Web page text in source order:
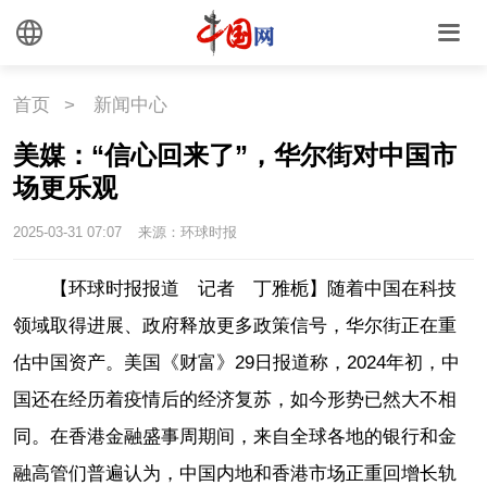
首页 > 新闻中心
美媒：“信心回来了”，华尔街对中国市
场更乐观
2025-03-31 07:07 来源：环球时报
【环球时报报道 记者 丁雅栀】随着中国在科技
领域取得进展、政府释放更多政策信号，华尔街正在重
估中国资产。美国《财富》29日报道称，2024年初，中
国还在经历着疫情后的经济复苏，如今形势已然大不相
同。在香港金融盛事周期间，来自全球各地的银行和金
融高管们普遍认为，中国内地和香港市场正重回增长轨